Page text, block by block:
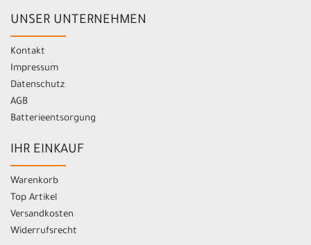
UNSER UNTERNEHMEN
Kontakt
Impressum
Datenschutz
AGB
Batterieentsorgung
IHR EINKAUF
Warenkorb
Top Artikel
Versandkosten
Widerrufsrecht